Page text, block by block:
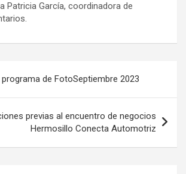
Patricia García, coordinadora de
de FotoSeptiembre 2023
previas al encuentro de negocios
Hermosillo Conecta Automotriz